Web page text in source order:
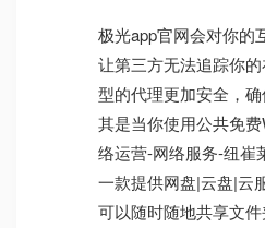
极光app官网会对你的
让第三方无法追踪你
型的代理更加安全，
其是当你使用公共免
络运营-网络服务-纽崔
一款提供网盘|云盘|云
可以随时随地共享文